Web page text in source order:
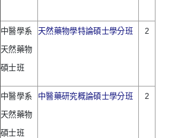
中醫學系
天然藥物
碩士班
天然藥物學特論碩士學分班 2
中醫學系
天然藥物
碩士班
中醫藥研究概論碩士學分班 2